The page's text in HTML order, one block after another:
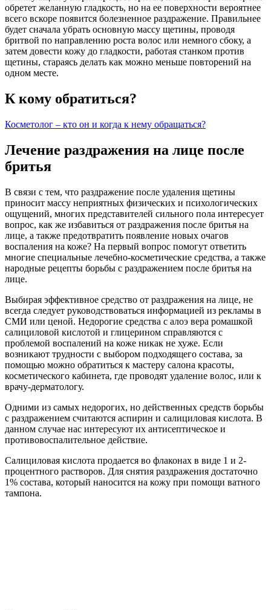
обретет желанную гладкость, но на ее поверхности вероятнее
всего вскоре появится болезненное раздражение. Правильнее
будет сначала убрать основную массу щетины, проводя
бритвой по направлению роста волос или немного сбоку, а
затем довести кожу до гладкости, работая станком против
щетины, стараясь делать как можно меньше повторений на
одном месте.
К кому обратиться?
Косметолог – кто он и когда к нему обращаться?
Лечение раздражения на лице после
бритья
В связи с тем, что раздражение после удаления щетины
приносит массу неприятных физических и психологических
ощущений, многих представителей сильного пола интересует
вопрос, как же избавиться от раздражения после бритья на
лице, а также предотвратить появление новых очагов
воспаления на коже? На первый вопрос помогут ответить
многие специальные лечебно-косметические средства, а также
народные рецепты борьбы с раздражением после бритья на
лице.
Выбирая эффективное средство от раздражения на лице, не
всегда следует руководствоваться информацией из рекламы в
СМИ или ценой. Недорогие средства с алоэ вера ромашкой
салициловой кислотой и глицерином справляются с
проблемой воспалений на коже никак не хуже. Если
возникают трудности с выбором подходящего состава, за
помощью можно обратиться к мастеру салона красоты,
косметического кабинета, где проводят удаление волос, или к
врачу-дерматологу.
Одними из самых недорогих, но действенных средств борьбы
с раздражением считаются аспирин и салициловая кислота. В
данном случае нас интересуют их антисептическое и
противовоспалительное действие.
Салициловая кислота продается во флаконах в виде 1 и 2-
процентного растворов. Для снятия раздражения достаточно
1% состава, который наносится на кожу при помощи ватного
тампона.